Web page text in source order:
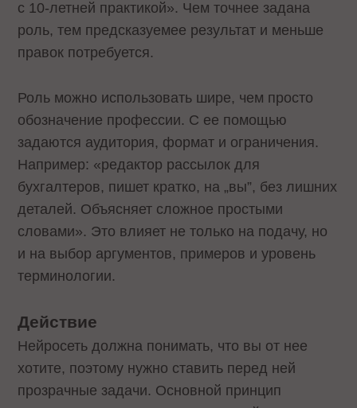
с 10-летней практикой». Чем точнее задана
роль, тем предсказуемее результат и меньше
правок потребуется.
Роль можно использовать шире, чем просто
обозначение профессии. С ее помощью
задаются аудитория, формат и ограничения.
Например: «редактор рассылок для
бухгалтеров, пишет кратко, на „вы”, без лишних
деталей. Объясняет сложное простыми
словами». Это влияет не только на подачу, но
и на выбор аргументов, примеров и уровень
терминологии.
Действие
Нейросеть должна понимать, что вы от нее
хотите, поэтому нужно ставить перед ней
прозрачные задачи. Основной принцип